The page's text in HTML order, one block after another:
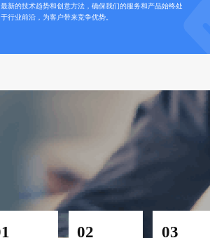
最新的技术趋势和创意方法，确保我们的服务和产品始终处
于行业前沿，为客户带来竞争优势。